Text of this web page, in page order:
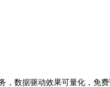
，数据驱动效果可量化，免